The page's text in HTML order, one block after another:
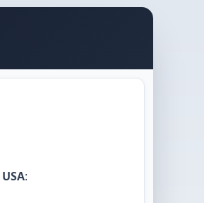
USA: